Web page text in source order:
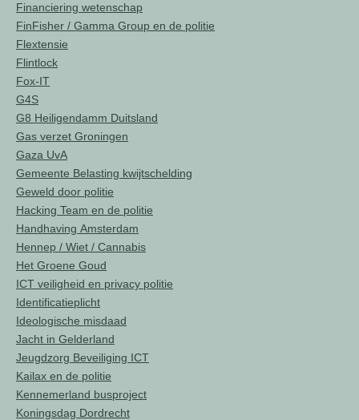
Financiering wetenschap
FinFisher / Gamma Group en de politie
Flextensie
Flintlock
Fox-IT
G4S
G8 Heiligendamm Duitsland
Gas verzet Groningen
Gaza UvA
Gemeente Belasting kwijtschelding
Geweld door politie
Hacking Team en de politie
Handhaving Amsterdam
Hennep / Wiet / Cannabis
Het Groene Goud
ICT veiligheid en privacy politie
Identificatieplicht
Ideologische misdaad
Jacht in Gelderland
Jeugdzorg Beveiliging ICT
Kailax en de politie
Kennemerland busproject
Koningsdag Dordrecht